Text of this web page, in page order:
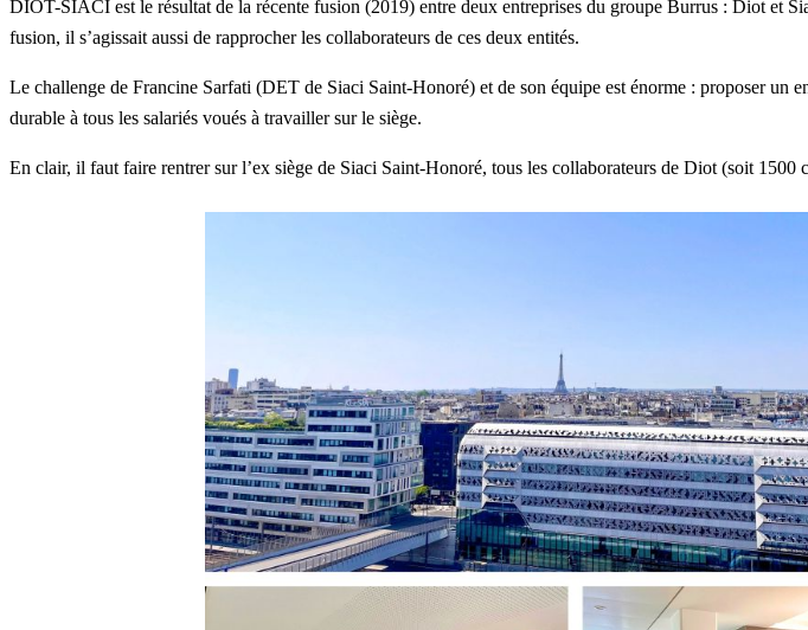
DIOT-SIACI est le résultat de la récente fusion (2019) entre deux entreprises du groupe Burrus : Diot et
fusion, il s’agissait aussi de rapprocher les collaborateurs de ces deux entités.
Le challenge de Francine Sarfati (DET de Siaci Saint-Honoré) et de son équipe est énorme : proposer un
durable à tous les salariés voués à travailler sur le siège.
En clair, il faut faire rentrer sur l’ex siège de Siaci Saint-Honoré, tous les collaborateurs de Diot (soit 1500